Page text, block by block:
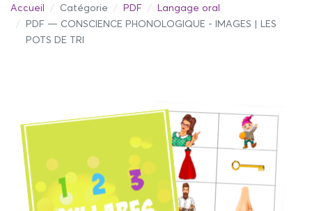
Accueil Catégorie PDF
Langage oral
PDF — CONSCIENCE PHONOLOGIQUE - IMAGES | LES
POTS DE TRI